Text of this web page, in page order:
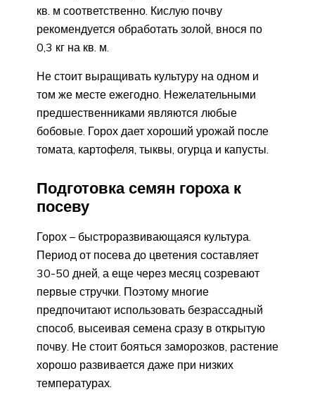
кв. м соответственно. Кислую почву
рекомендуется обработать золой, внося по
0,3 кг на кв. м.
Не стоит выращивать культуру на одном и
том же месте ежегодно. Нежелательными
предшественниками являются любые
бобовые. Горох дает хороший урожай после
томата, картофеля, тыквы, огурца и капусты.
Подготовка семян гороха к
посеву
Горох – быстроразвивающаяся культура.
Период от посева до цветения составляет
30-50 дней, а еще через месяц созревают
первые стручки. Поэтому многие
предпочитают использовать безрассадный
способ, высеивая семена сразу в открытую
почву. Не стоит бояться заморозков, растение
хорошо развивается даже при низких
температурах.